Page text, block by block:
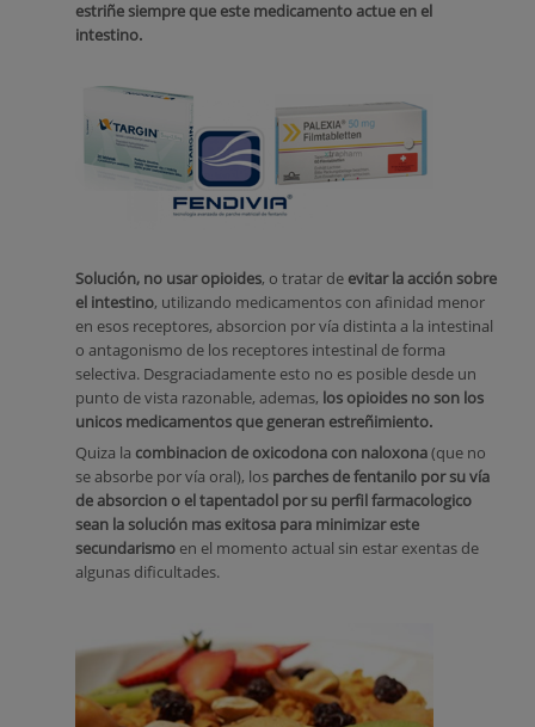
estriñe siempre que este medicamento actue en el
intestino.
Solución, no usar opioides, o tratar de evitar la acción sobre
el intestino, utilizando medicamentos con afinidad menor
en esos receptores, absorcion por vía distinta a la intestinal
o antagonismo de los receptores intestinal de forma
selectiva. Desgraciadamente esto no es posible desde un
punto de vista razonable, ademas, los opioides no son los
unicos medicamentos que generan estreñimiento.
Quiza la combinacion de oxicodona con naloxona(que no
se absorbe por vía oral), los parches de fentanilo por su vía
de absorcion o el tapentadol por su perfil farmacologico
sean la solución mas exitosa para minimizar este
secundarismo en el momento actual sin estar exentas de
algunas dificultades.